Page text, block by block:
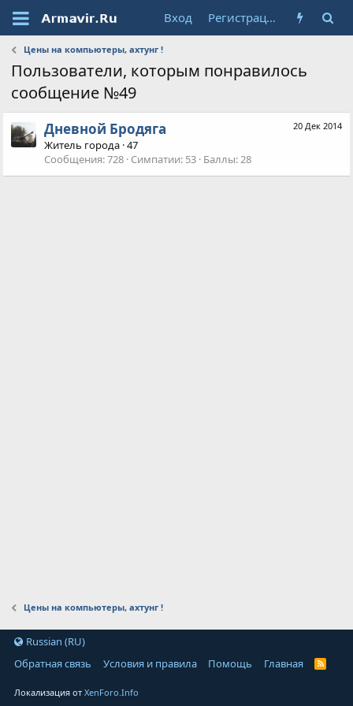
Вход Регистрация
Цены на компьютеры, ахтунг !
Пользователи, которым понравилось
сообщение №49
20 Дек 2014
Дневной Бродяга
Житель города ·47
Сообщения 728 Симпатии 53 Баллы 28
Цены на компьютеры, ахтунг !
Russian (RU)
Обратная связь
Условия и правила Помощь Главная
Локализация отXenForo.Info